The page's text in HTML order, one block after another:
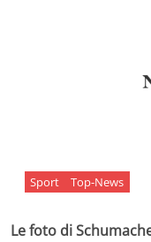
Sport Top-News
Le foto di